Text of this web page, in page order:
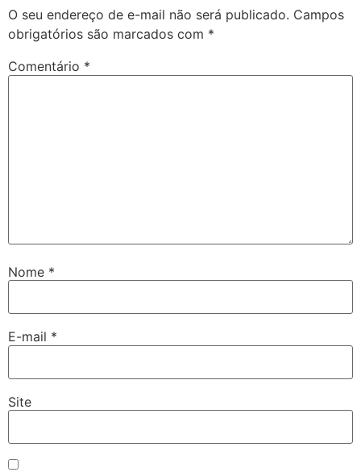
O seu endereço de e-mail não será publicado. Campos
obrigatórios são marcados com *
Comentário *
Nome *
E-mail *
Site